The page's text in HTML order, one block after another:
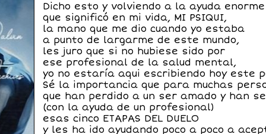
Dicho esto y volviendo a la ayuda enorme
que significó en mi vida, MI PSIQUI,
la mano que me dio cuando yo estaba
a punto de largarme de este mundo,
les juro que si no hubiese sido por
ese profesional de la salud mental,
yo no estaría aqui escribiendo hoy este
Sé la importancia que para muchas
que han perdido a un ser amado y han
(con la ayuda de un profesional)
esas cinco ETAPAS DEL DUELO
y les ha ido ayudando poco a poco a